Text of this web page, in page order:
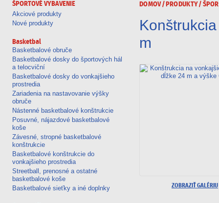
Rugby, Americký
futbal
Atletika Florbal
ŠPORTOVÉ VYBAVENIE
Akciové produkty
Nové produkty
Basketbal
Basketbalové obruče
Basketbalové dosky do športových hál
a telocviční
Basketbalové dosky do vonkajšieho
prostredia
Zariadenia na nastavovanie výšky
obruče
Nástenné basketbalové konštrukcie
Posuvné, nájazdové basketbalové
koše
Závesné, stropné basketbalové
konštrukcie
Basketbalové konštrukcie do
vonkajšieho prostredia
Streetball, prenosné a ostatné
basketbalové koše
Basketbalové sieťky a iné doplnky
DOMOV/ PRODUKTY /
m
ZOBRAZIŤ GALÉRIU